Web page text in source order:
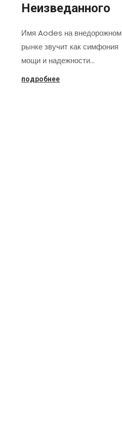
Неизведанного
Имя Aodes на внедорожном
рынке звучит как симфония
мощи и надежности…
подробнее